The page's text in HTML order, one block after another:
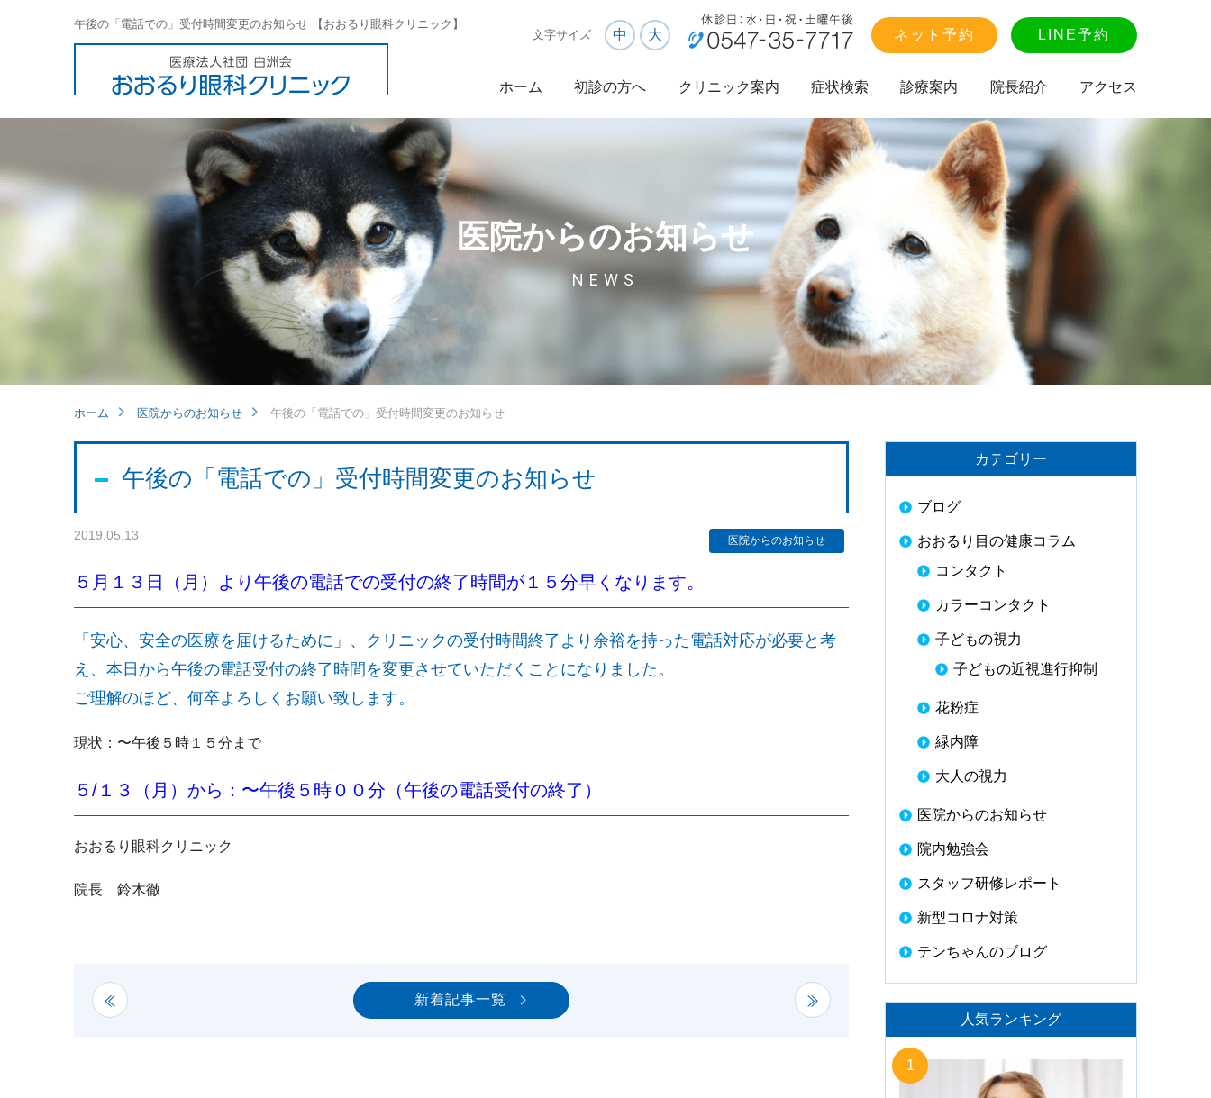
午後の「電話での」受付時間変更のお知らせ 【おおるり眼科クリニック】
文字サイズ
中 大 ネット予約 LINE予約
ホーム 初診の方へ クリニック案内 症状検索 診療案内 院長紹介 アクセス
医院からのお知らせ
NEWS
ホーム 医院からのお知らせ 午後の「電話での」受付時間変更のお知らせ
午後の「電話での」受付時間変更のお知らせ
2019.05.13 医院からのお知らせ
５月１３日（月）より午後の電話での受付の終了時間が１５分早くなります。
「安心、安全の医療を届けるために」、 クリニックの受付時間終了 より 余裕を持った電話対応が必要と考
え 、本日から午後の電話受付の終了時間を変更させていただくことになりました。
ご理解のほど、何卒よろしくお願い致します。
現状：〜午後５時１５分まで
５/１３（月）から：〜午後５時００分（午後の電話受付の終了）
おおるり眼科クリニック
院長 鈴木徹
新着記事一覧
カテゴリー
ブログ
おおるり目の健康コラム
コンタクト
カラーコンタクト
子どもの視力
子どもの近視進行抑制
花粉症
緑内障
大人の視力
医院からのお知らせ
院内勉強会
スタッフ研修レポート
新型コロナ対策
テンちゃんのブログ
人気ランキング
1